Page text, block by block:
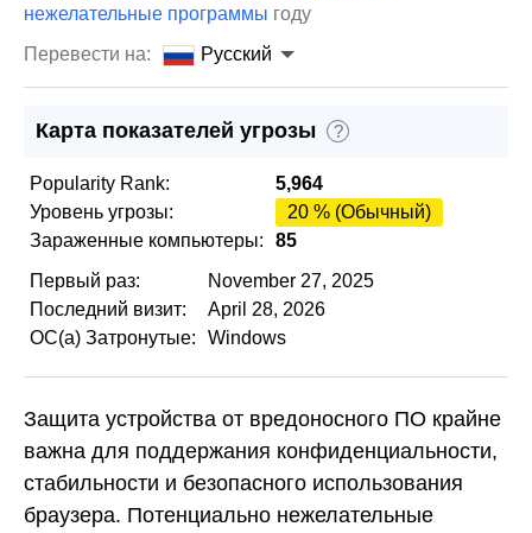
нежелательные программы году
Перевести на:
Русский
Карта показателей угрозы ?
Popularity Rank:
5,964
Уровень угрозы:
20 % (Обычный)
Зараженные компьютеры:
85
Первый раз:
November 27, 2025
Последний визит:
April 28, 2026
ОС(а) Затронутые:
Windows
Защита устройства от вредоносного ПО крайне
важна для поддержания конфиденциальности,
стабильности и безопасного использования
браузера. Потенциально нежелательные